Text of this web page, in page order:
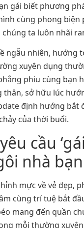
gái biết phương
cùng phong
ta luôn nhãi
nhiên, hướng
xuyên dụng
phiu cùng
sở hữu lúc
định hướng
của thời buổi.
cầu
nhà
mực về vẻ đẹp,
cùng trí tuệ bắt
mang đến quần
mỗi thường